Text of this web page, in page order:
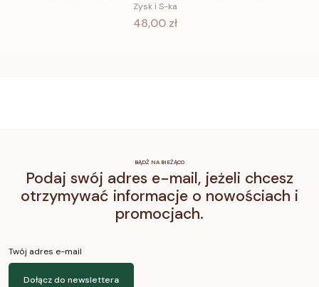
Zysk i S-ka
Cena
48,00 zł
BĄDŹ NA BIEŻĄCO
Podaj swój adres e-mail, jeżeli chcesz
otrzymywać informacje o nowościach i
promocjach.
Twój adres e-mail
Dołącz do newslettera